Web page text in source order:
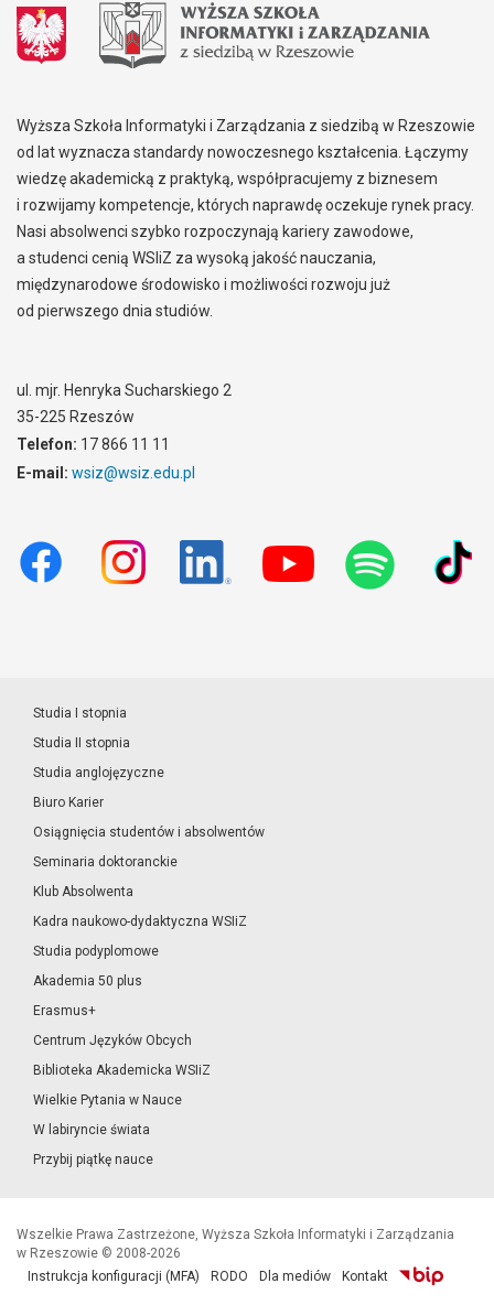
Wyższa Szkoła Informatyki i Zarządzania z siedzibą w Rzeszowie
od lat wyznacza standardy nowoczesnego kształcenia. Łączymy
wiedzę akademicką z praktyką, współpracujemy z biznesem
i rozwijamy kompetencje, których naprawdę oczekuje rynek pracy.
Nasi absolwenci szybko rozpoczynają kariery zawodowe,
a studenci cenią WSIiZ za wysoką jakość nauczania,
międzynarodowe środowisko i możliwości rozwoju już
od pierwszego dnia studiów.
ul. mjr. Henryka Sucharskiego 2
35-225 Rzeszów
Telefon: 17 866 11 11
E-mail: wsiz@wsiz.edu.pl
Studia I stopnia
Studia II stopnia
Studia anglojęzyczne
Biuro Karier
Osiągnięcia studentów i absolwentów
Seminaria doktoranckie
Klub Absolwenta
Kadra naukowo-dydaktyczna WSIiZ
Studia podyplomowe
Akademia 50 plus
Erasmus+
Centrum Języków Obcych
Biblioteka Akademicka WSIiZ
Wielkie Pytania w Nauce
W labiryncie świata
Przybij piątkę nauce
Wszelkie Prawa Zastrzeżone, Wyższa Szkoła Informatyki i Zarządzania
w Rzeszowie © 2008-2026
Instrukcja konfiguracji (MFA)
RODO Dla mediów Kontakt